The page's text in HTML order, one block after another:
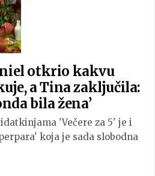
otkrio kakvu
a Tina zaključila:
bila žena’
'Večere za 5' je i
koja je sada slobodna